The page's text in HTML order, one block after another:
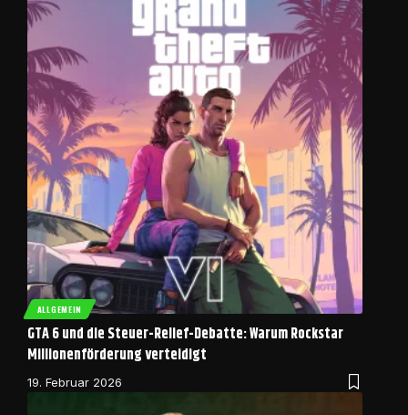
ALLGEMEIN
GTA 6 und die Steuer-Relief-Debatte: Warum Rockstar
Millionenförderung verteidigt
19. Februar 2026